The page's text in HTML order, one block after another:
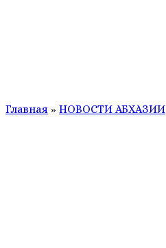
Главная » НОВОСТИ АБХАЗИИ